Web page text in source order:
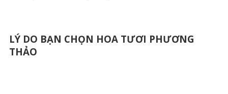
LÝ DO BẠN CHỌN HOA TƯƠI PHƯƠNG
THẢO